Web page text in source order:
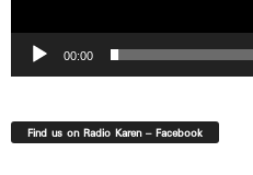
00:00
Find us on Radio Karen – Facebook